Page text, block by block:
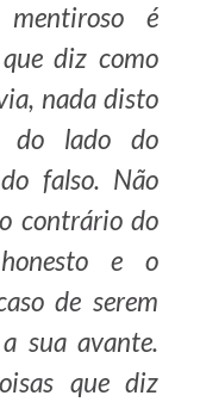
é
diz como
nada disto
do lado do
falso. Não
contrário do
e o
de serem
sua avante.
que diz